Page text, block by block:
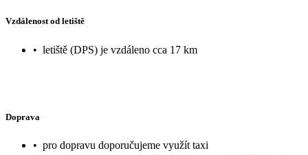
Vzdálenost od letiště
• letiště (DPS) je vzdáleno cca 17 km
Doprava
• pro dopravu doporučujeme využít taxi